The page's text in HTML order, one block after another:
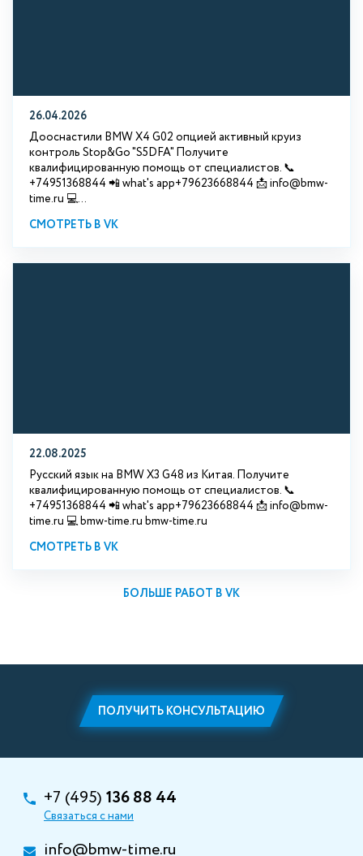
26.04.2026
Дооснастили BMW X4 G02 опцией активный круиз
контроль Stop&Go "S5DFA" Получите
квалифицированную помощь от специалистов. 📞
+74951368844 📲 what's app+79623668844 📩 info@bmw-
time.ru 💻...
СМОТРЕТЬ В VK
22.08.2025
Русский язык на BMW X3 G48 из Китая. Получите
квалифицированную помощь от специалистов. 📞
+74951368844 📲 what's app+79623668844 📩 info@bmw-
time.ru 💻 bmw-time.ru bmw-time.ru
СМОТРЕТЬ В VK
БОЛЬШЕ РАБОТ В VK
ПОЛУЧИТЬ КОНСУЛЬТАЦИЮ
+7 (495) 136 88 44
Связаться с нами
info@bmw-time.ru